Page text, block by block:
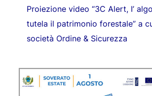
Proiezione video “3C Alert, I’
tutela il patrimonio forestale” a
società Ordine & Sicurezza